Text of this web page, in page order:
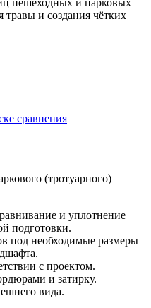
травы и создания чётких
сравнения
(тротуарного)
и уплотнение
подготовки.
под необходимые размеры
с проектом.
и затирку.
вида.